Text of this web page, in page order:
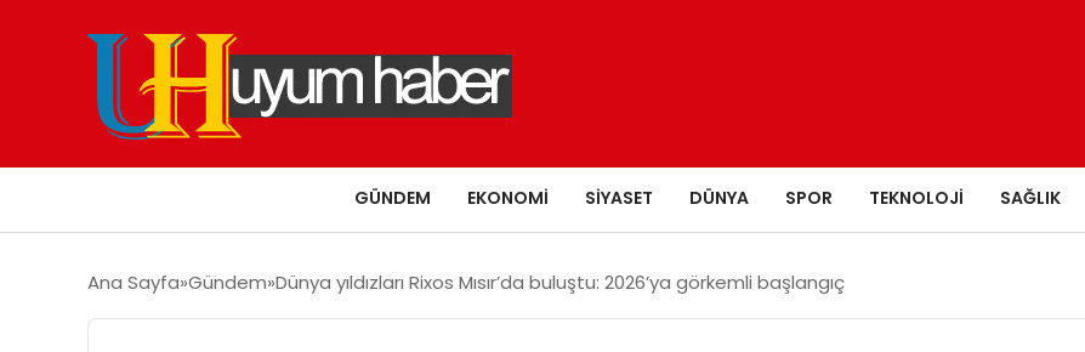
GÜNDEM EKONOMI SIYASET DÜNYA SPOR TEKNOLOJI SAĞLIK
Ana Sayfa Gündem Dünya yıldızları Rixos Mısır’da buluştu: 2026’ya görkemli başlangıç